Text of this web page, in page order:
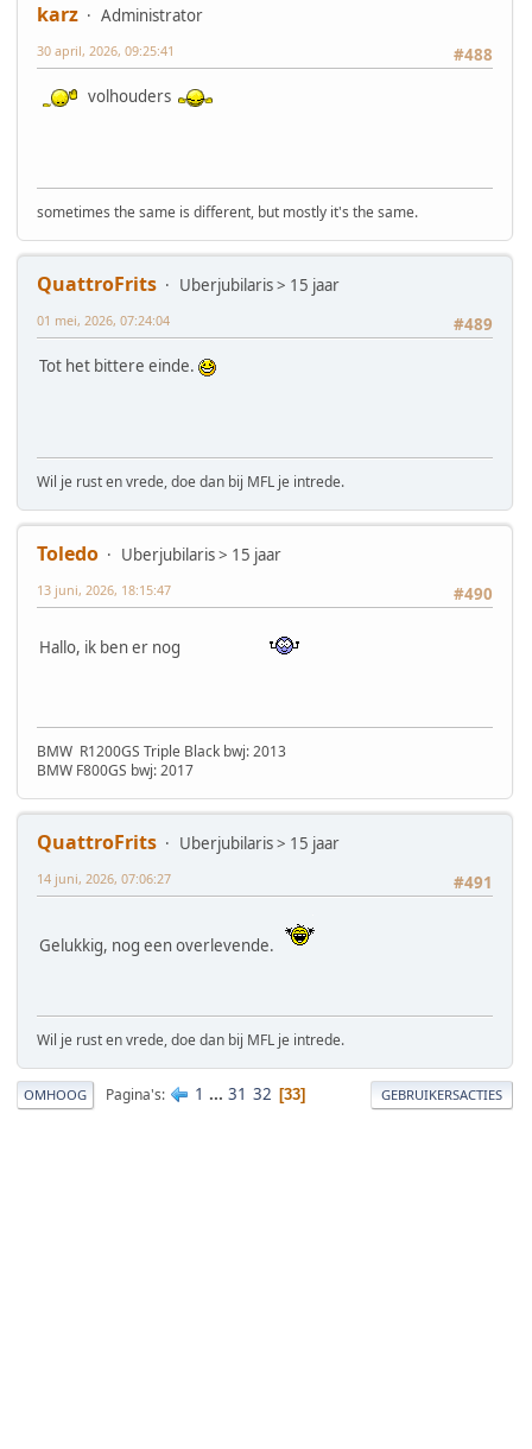
karz
Administrator
#488
30 april, 2026, 09:25:41
volhouders
sometimes the same is different, but mostly it's the same.
QuattroFrits
Uberjubilaris > 15 jaar
#489
01 mei, 2026, 07:24:04
Tot het bittere einde.
Wil je rust en vrede, doe dan bij MFL je intrede.
Toledo
Uberjubilaris > 15 jaar
#490
13 juni, 2026, 18:15:47
Hallo, ik ben er nog
BMW R1200GS Triple Black bwj: 2013
BMW F800GS bwj: 2017
QuattroFrits
Uberjubilaris > 15 jaar
#491
14 juni, 2026, 07:06:27
Gelukkig, nog een overlevende.
Wil je rust en vrede, doe dan bij MFL je intrede.
OMHOOG Pagina's 1 ... 31 32 33 GEBRUIKERSACTIES